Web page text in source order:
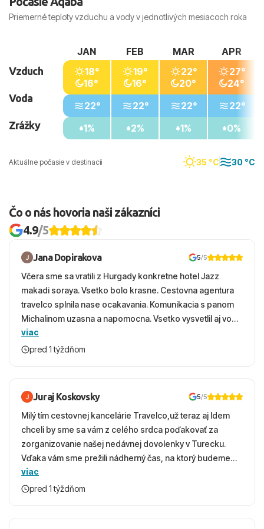
Priemerné teploty vzduchu a vody v jednotlivých mesiacoch roka
Aktuálne počasie v destinacii 35 °C 30 °C
Vzduch
Voda
Zrážky
JAN
18°
16°
22°
1%
FEB
19°
16°
22°
2%
MAR
22°
20°
22°
1%
APR
27°
24°
22°
0%
Čo o nás hovoria naši zákazníci
4.9/5
Jana Dopirakova 5/5
Včera sme sa vratili z Hurgady konkretne hotel Jazz
makadi soraya. Vsetko bolo krasne. Cestovna agentura
travelco splnila nase ocakavania. Komunikacia s panom
Michalinom uzasna a napomocna. Vsetko vysvetlil aj vo
vecernych hodinach zaco sa ospravedlnujem. Hotel
krasny, cisty. Sluzby top. Strava, prostredie, more,
viac
pred 1 týždňom
Juraj Koskovsky 5/5
Milý tím cestovnej kancelárie Travelco,už teraz aj Idem
chceli by sme sa vám z celého srdca poďakovať za
zorganizovanie našej nedávnej dovolenky v Turecku.
Vďaka vám sme prežili nádherný čas, na ktorý budeme
ešte dlho s úsmevom spomínať. ​Všetko prebehlo
absolútne hladko – od prvotného výberu zájazdu, cez
viac
pred 1 týždňom